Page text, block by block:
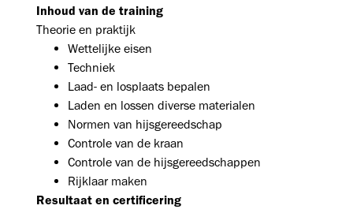
Inhoud van de training
Theorie en praktijk
Wettelijke eisen
Techniek
Laad- en losplaats bepalen
Laden en lossen diverse materialen
Normen van hijsgereedschap
Controle van de kraan
Controle van de hijsgereedschappen
Rijklaar maken
Resultaat en certificering